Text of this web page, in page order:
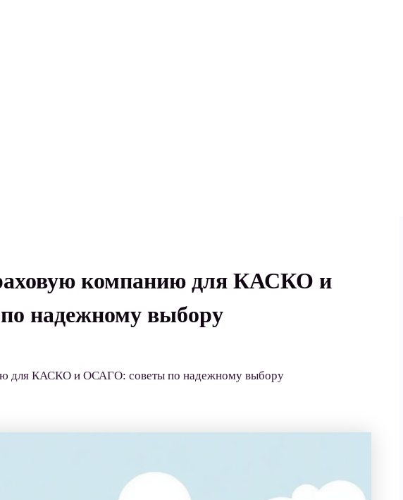
компанию для КАСКО и
надежному выбору
для КАСКО и ОСАГО: советы по надежному выбору